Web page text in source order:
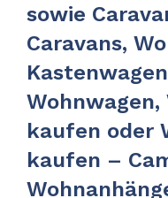
sowie
Caravans,
Wohnwagen,
kaufen oder
kaufen –